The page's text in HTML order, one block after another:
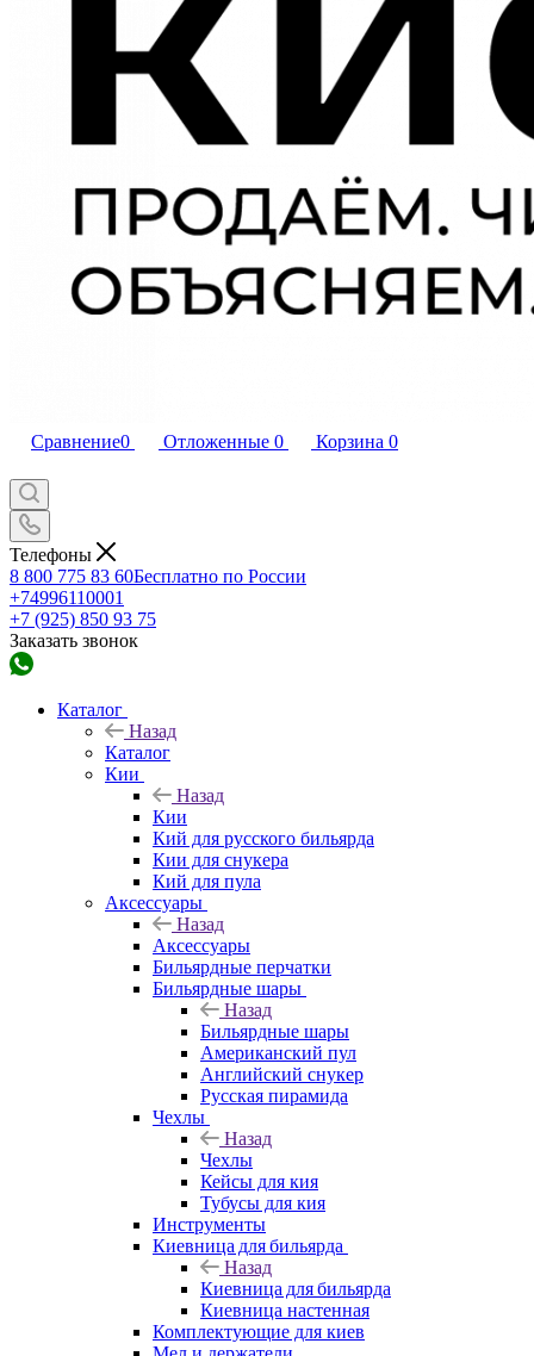
Сравнение0 Отложенные 0 Корзина 0
Телефоны
8 800 775 83 60Бесплатно по России
+74996110001
+7 (925) 850 93 75
Заказать звонок
Каталог
Назад
Каталог
Кии
Назад
Кии
Кий для русского бильярда
Кии для снукера
Кий для пула
Аксессуары
Назад
Аксессуары
Бильярдные перчатки
Бильярдные шары
Назад
Бильярдные шары
Американский пул
Английский снукер
Русская пирамида
Чехлы
Назад
Чехлы
Кейсы для кия
Тубусы для кия
Инструменты
Киевница для бильярда
Назад
Киевница для бильярда
Киевница настенная
Комплектующие для киев